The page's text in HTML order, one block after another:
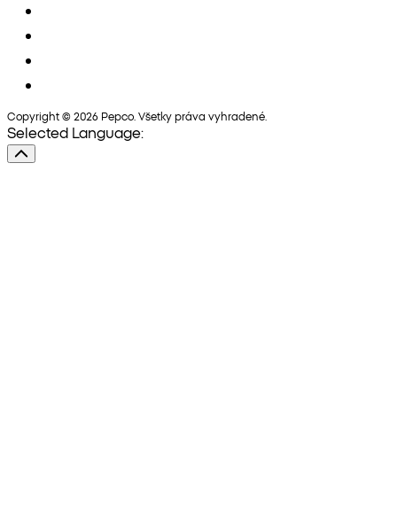
Copyright © 2026 Pepco. Všetky práva vyhradené.
Selected Language: